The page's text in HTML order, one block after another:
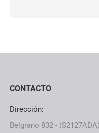
CONTACTO
Dirección:
Belgrano 832 -